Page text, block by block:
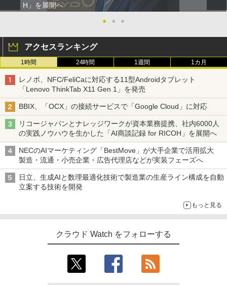
H」を展開へ
●
● ●
アクセスランキング
1時間 24時間 1週間 1カ月
レノボ、NFC/FeliCaに対応する11型Androidタブレット
「Lenovo ThinkTab X11 Gen 1」を発売
BBIX、「OCX」の接続サービスで「Google Cloud」に対応
リコージャパンとナレッジワークが資本業務提携、社内6000人
の実践ノウハウを生かした「AI商談記録 for RICOH」を展開へ
NECのAIマーケティング「BestMove」が大手企業で活用拡大
製造・流通・小売企業・広告代理店などが実装フェーズへ
日立、生成AIと数理最適化技術で製造業の生産ライン構成を自動
立案する技術を開発
もっと見る
クラウド Watch をフォローする